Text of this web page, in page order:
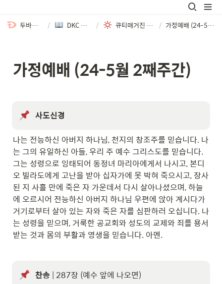
두바이한인교회 / DKC 큐티매거진 / 큐티매거진 | MAY 2024 / 가정예배 (24-5월 2째주간)
가정예배 (24-5월 2째주간)
사도신경
나는 전능하신 아버지 하나님, 천지의 창조주를 믿습니다. 나
는 그의 유일하신 아들, 우리 주 예수 그리스도를 믿습니다.
그는 성령으로 잉태되어 동정녀 마리아에게서 나시고, 본디
오 빌라도에게 고난을 받아 십자가에 못 박혀 죽으시고, 장사
된 지 사흘 만에 죽은 자 가운데서 다시 살아나셨으며, 하늘
에 오르시어 전능하신 아버지 하나님 우편에 앉아 계시다가
거기로부터 살아 있는 자와 죽은 자를 심판하러 오십니다. 나
는 성령을 믿으며, 거룩한 공교회와 성도의 교제와 죄를 용서
받는 것과 몸의 부활과 영생을 믿습니다. 아멘.
찬송 | 287장 (예수 앞에 나오면)